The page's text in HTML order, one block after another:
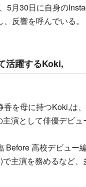
5月30日に自身の
反響を呼んでいる。
活躍するKoki,
香を母に持つKoki,は
演として俳優デビュ
Before 高校デビュー
主演を務めるなど、